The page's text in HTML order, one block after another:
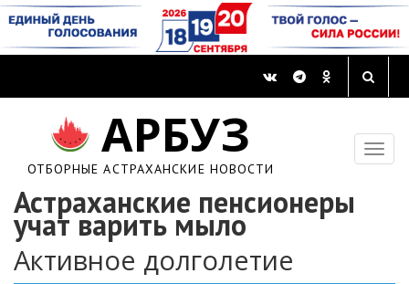
АРБУЗ
ОТБОРНЫЕ АСТРАХАНСКИЕ НОВОСТИ
Астраханские пенсионеры
учат варить мыло
Активное долголетие